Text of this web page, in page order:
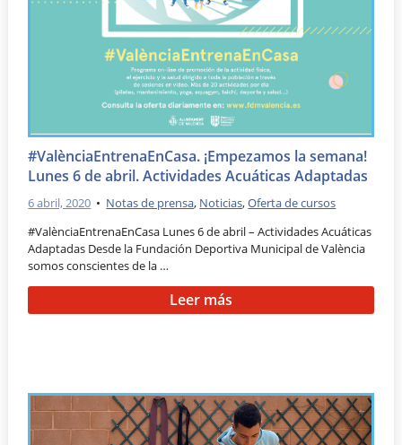
#ValènciaEntrenaEnCasa. ¡Empezamos la semana!
Lunes 6 de abril. Actividades Acuáticas Adaptadas
6 abril, 2020 • Notas de prensa, Noticias,Oferta de cursos
#ValènciaEntrenaEnCasa Lunes 6 de abril – Actividades Acuáticas
Adaptadas Desde la Fundación Deportiva Municipal de València
somos conscientes de la …
Leer más